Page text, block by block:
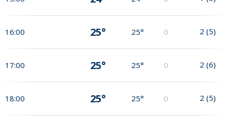
16:00 25° 25° 0 2 (5)
17:00 25° 25° 0 2 (6)
18:00 25° 25° 0 2 (5)